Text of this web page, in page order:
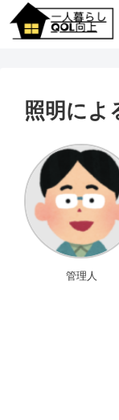
照明によ
管理人